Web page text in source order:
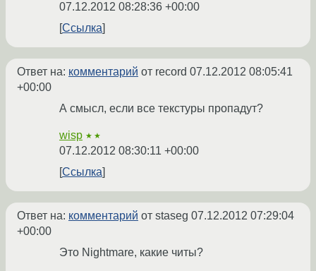
07.12.2012 08:28:36 +00:00
Ссылка
Ответ на: комментарий от record 07.12.2012 08:05:41
+00:00
А смысл, если все текстуры пропадут?
wisp ★★
07.12.2012 08:30:11 +00:00
Ссылка
Ответ на: комментарий от staseg 07.12.2012 07:29:04
+00:00
Это Nightmare, какие читы?